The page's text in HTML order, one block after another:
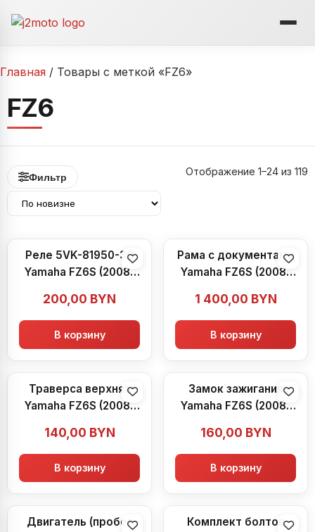
Главная / Товары с меткой «FZ6»
FZ6
Фильтр Отображение 1–24 из 119
Реле 5VK-81950-3C
Yamaha FZ6S (2008-
200,00 BYN
В корзину
Рама с документами
Yamaha FZ6S (2008-
1 400,00 BYN
В корзину
Траверса верхняя
Yamaha FZ6S (2008-
140,00 BYN
В корзину
Замок зажигания
Yamaha FZ6S (2008-
160,00 BYN
В корзину
Двигатель (пробег
Комплект болтов